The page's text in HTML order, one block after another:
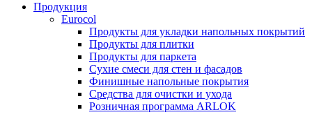
Продукция
Eurocol
Продукты для укладки напольных покрытий
Продукты для плитки
Продукты для паркета
Сухие смеси для стен и фасадов
Финишные напольные покрытия
Средства для очистки и ухода
Розничная программа ARLOK